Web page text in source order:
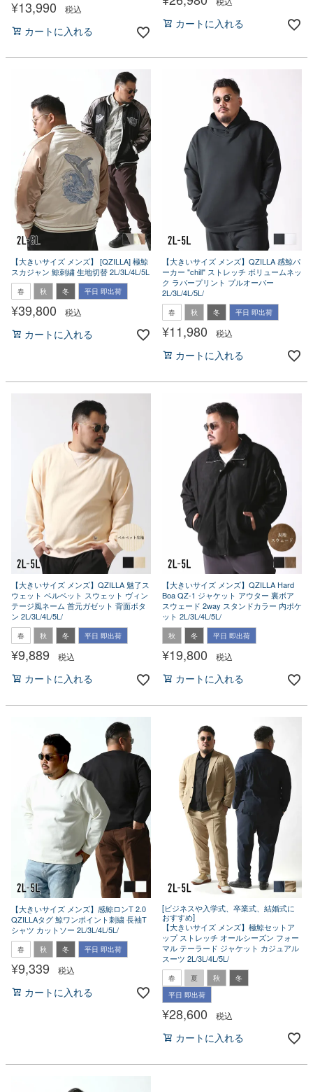
¥13,990 税込
カートに入れる
カートに入れる
【大きいサイズ メンズ】 [QZILLA] 極鯨
スカジャン 鯨刺繍 生地切替 2L/3L/4L/5L
春 秋 冬 平日 即出荷
¥39,800 税込
カートに入れる
【大きいサイズ メンズ】QZILLA 感鯨パ
ーカー "chill" ストレッチ ボリュームネッ
ク ラバープリント プルオーバー
2L/3L/4L/5L/
春 秋 冬 平日 即出荷
¥11,980 税込
カートに入れる
【大きいサイズ メンズ】QZILLA 魅了ス
ウェット ベルベット スウェット ヴィン
テージ風ネーム 首元ガゼット 背面ボタ
ン 2L/3L/4L/5L/
春 秋 冬 平日 即出荷
¥9,889 税込
カートに入れる
【大きいサイズ メンズ】QZILLA Hard
Boa QZ-1 ジャケット アウター 裏ボア
スウェード 2way スタンドカラー 内ポケ
ット 2L/3L/4L/5L/
秋 冬 平日 即出荷
¥19,800 税込
カートに入れる
【大きいサイズ メンズ】感鯨ロンT 2.0
QZILLAタグ 鯨ワンポイント刺繍 長袖T
シャツ カットソー 2L/3L/4L/5L/
春 秋 冬 平日 即出荷
¥9,339 税込
カートに入れる
[ビジネスや入学式、卒業式、結婚式に
おすすめ]
【大きいサイズ メンズ】極鯨セットア
ップ ストレッチ オールシーズン フォー
マル テーラード ジャケット カジュアル
スーツ 2L/3L/4L/5L/
春 夏 秋
冬
平日 即出荷
¥28,600 税込
カートに入れる